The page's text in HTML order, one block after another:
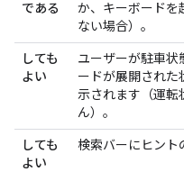
である
か、キーボードを
ない場合）。
しても
よい
ユーザーが駐車状
ードが展開された
示されます（運転
ん）。
しても
よい
検索バーにヒント